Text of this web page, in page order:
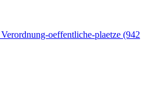
oeffentliche-plaetze (942